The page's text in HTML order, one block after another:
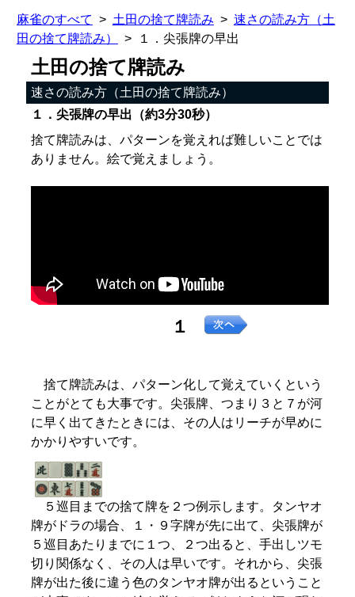
麻雀のすべて 土田の捨て牌読み
速さの読み方（土
田の捨て牌読み）
１．尖張牌の早出
土田の捨て牌読み
速さの読み方（土田の捨て牌読み）
１．尖張牌の早出（約3分30秒）
捨て牌読みは、パターンを覚えれば難しいことでは
ありません。絵で覚えましょう。
１
捨て牌読みは、パターン化して覚えていくという
ことがとても大事です。尖張牌、つまり３と７が河
に早く出てきたときには、その人はリーチが早めに
かかりやすいです。
５巡目までの捨て牌を２つ例示します。タンヤオ
牌がドラの場合、１・９字牌が先に出て、尖張牌が
５巡目あたりまでに１つ、２つ出ると、手出しツモ
切り関係なく、その人は早いです。それから、尖張
牌が出た後に違う色のタンヤオ牌が出るということ